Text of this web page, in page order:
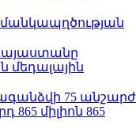
մեդալային
75 անշարժ
865 միլիոն 865